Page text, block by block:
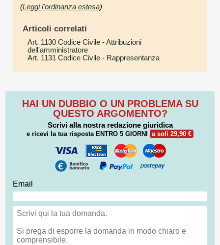
(Leggi l'ordinanza estesa)
Articoli correlati
Art. 1130 Codice Civile - Attribuzioni
dell'amministratore
Art. 1131 Codice Civile - Rappresentanza
HAI UN DUBBIO O UN PROBLEMA SU
QUESTO ARGOMENTO?
Scrivi alla nostra redazione giuridica
e ricevi la tua risposta ENTRO 5 GIORNI a soli 29,90 €
Email